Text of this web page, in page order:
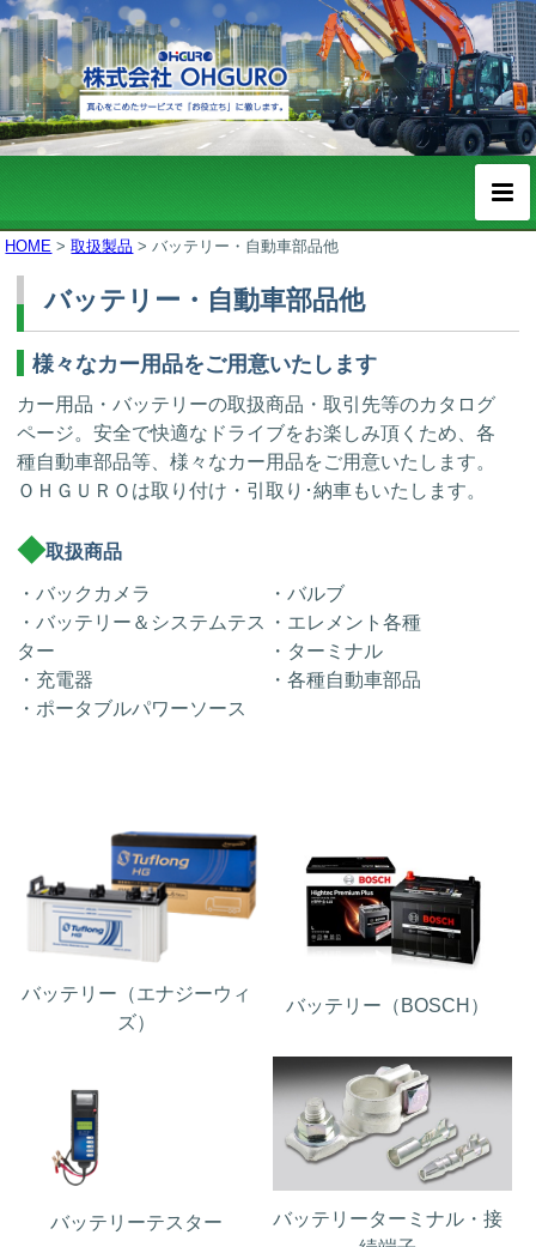
HOME >取扱製品 >バッテリー・自動車部品他
バッテリー・自動車部品他
様々なカー用品をご用意いたします
カー用品・バッテリーの取扱商品・取引先等のカタログ
ページ。安全で快適なドライブをお楽しみ頂くため、各
種自動車部品等、様々なカー用品をご用意いたします。
ＯＨＧＵＲＯは取り付け・引取り･納車もいたします。
取扱商品
・バックカメラ
・バッテリー＆システムテス
ター
・充電器
・ポータブルパワーソース
・バルブ
・エレメント各種
・ターミナル
・各種自動車部品
バッテリー（エナジーウィ
ズ）
バッテリー（BOSCH）
バッテリーテスター
バッテリーターミナル・接